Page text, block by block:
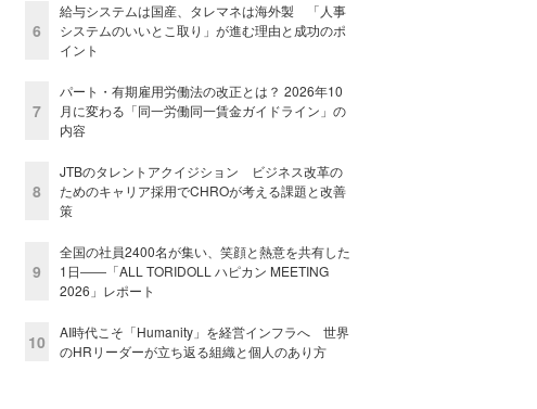
6
給与システムは国産、タレマネは海外製 「人事
システムのいいとこ取り」が進む理由と成功のポ
イント
7
パート・有期雇用労働法の改正とは？ 2026年10
月に変わる「同一労働同一賃金ガイドライン」の
内容
8
JTBのタレントアクイジション ビジネス改革の
ためのキャリア採用でCHROが考える課題と改善
策
9
全国の社員2400名が集い、笑顔と熱意を共有した
1日――「ALL TORIDOLL ハピカン MEETING
2026」レポート
10
AI時代こそ「Humanity」を経営インフラへ 世界
のHRリーダーが立ち返る組織と個人のあり方